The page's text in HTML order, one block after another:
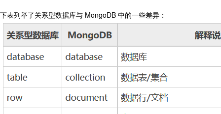
下表列举了关系型数据库与 MongoDB 中的一些差异：